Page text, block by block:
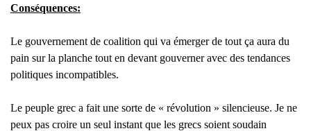
Conséquences:
Le gouvernement de coalition qui va émerger de tout ça aura du
pain sur la planche tout en devant gouverner avec des tendances
politiques incompatibles.
Le peuple grec a fait une sorte de « révolution » silencieuse. Je ne
peux pas croire un seul instant que les grecs soient soudain